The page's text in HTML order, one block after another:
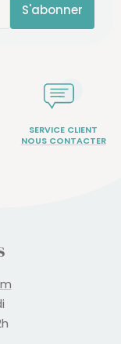
S'abonner
SERVICE CLIENT
NOUS CONTACTER